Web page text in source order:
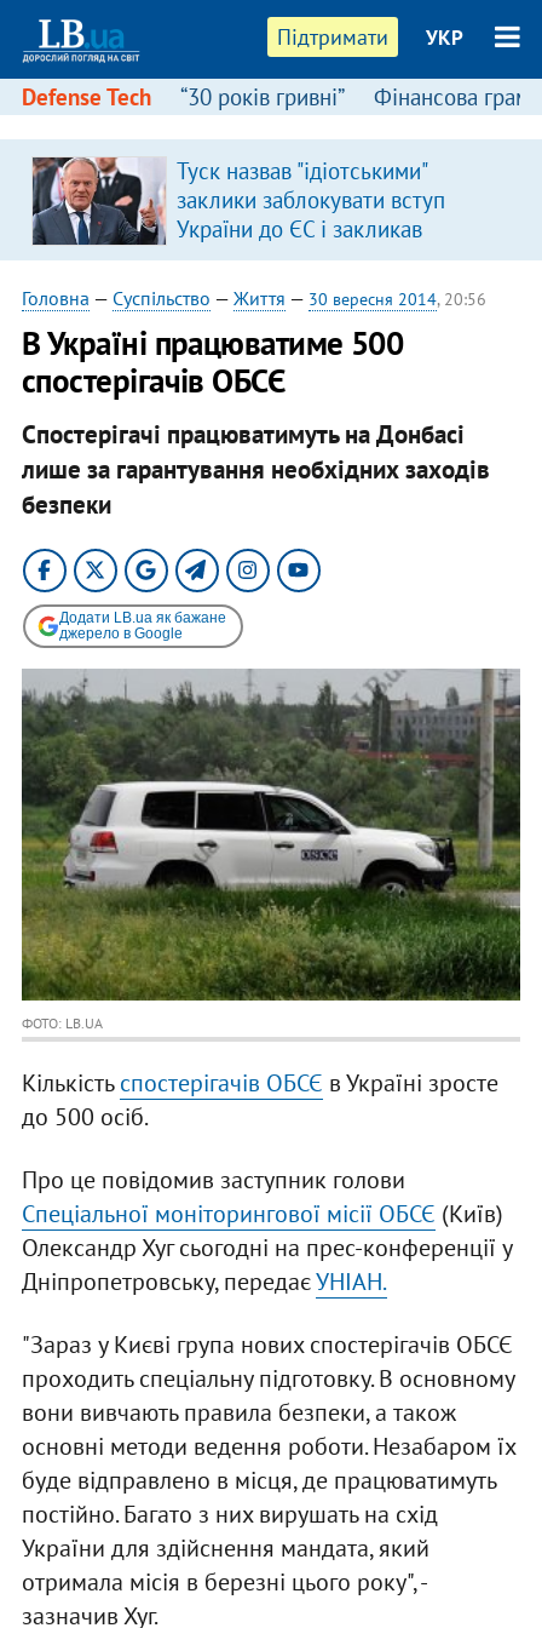
Підтримати УКР
Defense Tech “30 років гривні” Фінансова
Туск назвав "ідіотськими"
заклики заблокувати вступ
України до ЄС і закликав
припинити антиукраїнську
риторику
Головна — Суспільство — Життя — 30 вересня 2014, 20:56
В Україні працюватиме 500
спостерігачів ОБСЄ
Спостерігачі працюватимуть на Донбасі
лише за гарантування необхідних заходів
безпеки
Додати LB.ua як бажане
джерело в Google
ФОТО: LB.UA
Кількістьспостерігачів ОБСЄ в Україні зросте
до 500 осіб.
Про це повідомив заступник голови
Спеціальної моніторингової місії ОБСЄ (Київ)
Олександр Хуг сьогодні на прес-конференції у
Дніпропетровську, передаєУНІАН.
"Зараз у Києві група нових спостерігачів ОБСЄ
проходить спеціальну підготовку. В основному
вони вивчають правила безпеки, а також
основні методи ведення роботи. Незабаром їх
буде відправлено в місця, де працюватимуть
постійно. Багато з них вирушать на схід
України для здійснення мандата, який
отримала місія в березні цього року", -
зазначив Хуг.